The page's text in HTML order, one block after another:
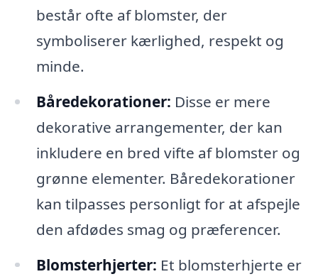
består ofte af blomster, der
symboliserer kærlighed, respekt og
minde.
Båredekorationer: Disse er mere
dekorative arrangementer, der kan
inkludere en bred vifte af blomster og
grønne elementer. Båredekorationer
kan tilpasses personligt for at afspejle
den afdødes smag og præferencer.
Blomsterhjerter: Et blomsterhjerte er